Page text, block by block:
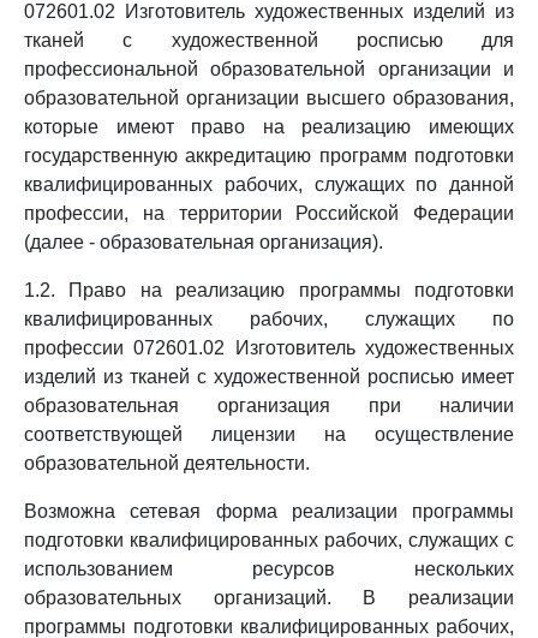
072601.02 Изготовитель художественных изделий из
тканей с художественной росписью для
профессиональной образовательной организации и
образовательной организации высшего образования,
которые имеют право на реализацию имеющих
государственную аккредитацию программ подготовки
квалифицированных рабочих, служащих по данной
профессии, на территории Российской Федерации
(далее - образовательная организация).
1.2. Право на реализацию программы подготовки
квалифицированных рабочих, служащих по
профессии 072601.02 Изготовитель художественных
изделий из тканей с художественной росписью имеет
образовательная организация при наличии
соответствующей лицензии на осуществление
образовательной деятельности.
Возможна сетевая форма реализации программы
подготовки квалифицированных рабочих, служащих с
использованием ресурсов нескольких
образовательных организаций. В реализации
программы подготовки квалифицированных рабочих,